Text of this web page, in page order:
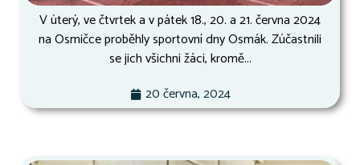
V úterý, ve čtvrtek a v pátek 18., 20. a 21. června 2024
na Osmičce proběhly sportovní dny Osmák. Zúčastnili
se jich všichni žáci, kromě...
20 června, 2024